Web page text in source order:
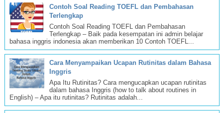
Contoh Soal Reading TOEFL dan Pembahasan
Terlengkap
Contoh Soal Reading TOEFL dan Pembahasan
Terlengkap – Baik pada kesempatan ini admin belajar
bahasa inggris indonesia akan memberikan 10 Contoh TOEFL...
Cara Menyampaikan Ucapan Rutinitas dalam Bahasa
Inggris
Apa Itu Rutinitas? Cara mengucapkan ucapan rutinitas
dalam bahasa Inggris (how to talk about routines in
English) – Apa itu rutinitas? Rutinitas adalah...